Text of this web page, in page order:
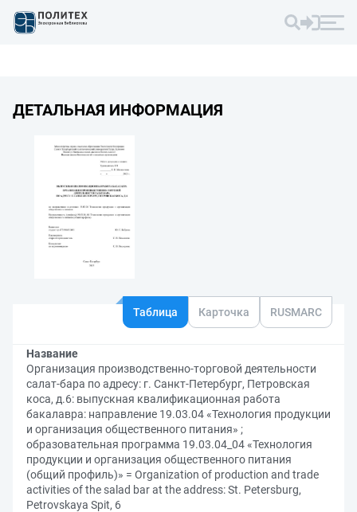
ДЕТАЛЬНАЯ ИНФОРМАЦИЯ
Таблица Карточка RUSMARC
Название
Организация производственно-торговой деятельности
салат-бара по адресу: г. Санкт-Петербург, Петровская
коса, д.6: выпускная квалификационная работа
бакалавра: направление 19.03.04 «Технология продукции
и организация общественного питания» ;
образовательная программа 19.03.04_04 «Технология
продукции и организация общественного питания
(общий профиль)» = Organization of production and trade
activities of the salad bar at the address: St. Petersburg,
Petrovskaya Spit, 6